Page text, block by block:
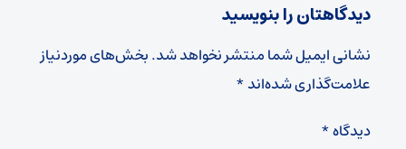
دیدگاهتان را بنویسید
نشانی ایمیل شما منتشر نخواهد شد.بخش‌های موردنیاز
علامت‌گذاری شده‌اند*
دیدگاه*